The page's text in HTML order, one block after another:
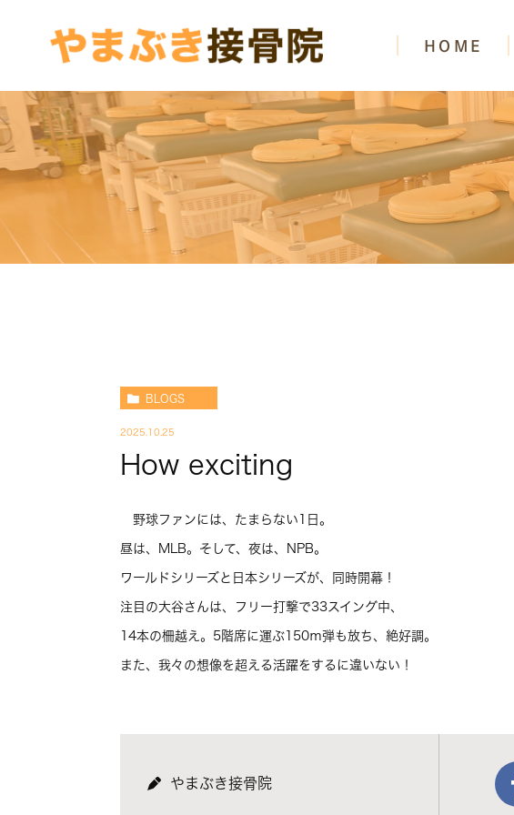
HOME
BLOGS
2025.10.25
How exciting
野球ファンには、たまらない1日。
昼は、MLB。そして、夜は、NPB。
ワールドシリーズと日本シリーズが、同時開幕！
注目の大谷さんは、フリー打撃で33スイング中、
14本の柵越え。5階席に運ぶ150ｍ弾も放ち、絶好調。
また、我々の想像を超える活躍をするに違いない！
やまぶき接骨院